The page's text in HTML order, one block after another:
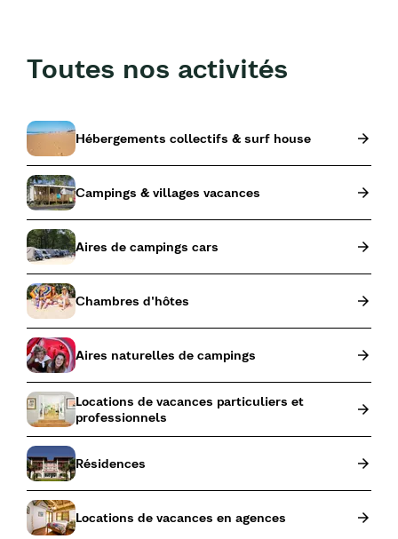
Toutes nos activités
Hébergements collectifs & surf house
Campings & villages vacances
Aires de campings cars
Chambres d'hôtes
Aires naturelles de campings
Locations de vacances particuliers et
professionnels
Résidences
Locations de vacances en agences